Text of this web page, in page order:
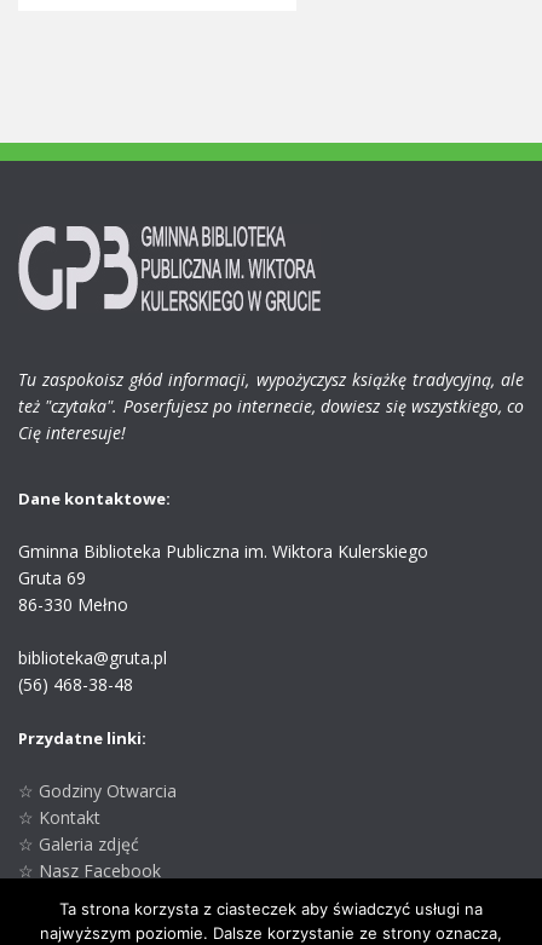
Tu zaspokoisz głód informacji, wypożyczysz książkę tradycyjną, ale
też "czytaka". Poserfujesz po internecie, dowiesz się wszystkiego, co
Cię interesuje!
Dane kontaktowe:
Gminna Biblioteka Publiczna im. Wiktora Kulerskiego
Gruta 69
86-330 Mełno
biblioteka@gruta.pl
(56) 468-38-48
Przydatne linki:
☆ Godziny Otwarcia
☆ Kontakt
☆ Galeria zdjęć
☆ Nasz Facebook
☆ GCK w Grucie
☆ Oficjalna strona
Ta strona korzysta z ciasteczek aby świadczyć usługi na
najwyższym poziomie. Dalsze korzystanie ze strony oznacza,